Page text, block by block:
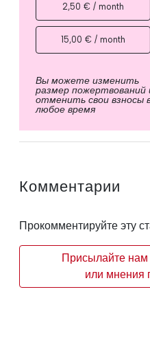
2,50 € / month
15,00 € / month
Вы можете изменить
размер пожертвований
отменить свои взносы
любое время
Комментарии
Прокомментируйте эту
Присылайте нам
или мнения